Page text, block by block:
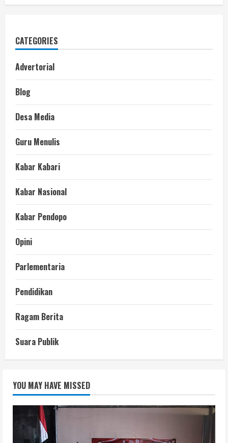
CATEGORIES
Advertorial
Blog
Desa Media
Guru Menulis
Kabar Kabari
Kabar Nasional
Kabar Pendopo
Opini
Parlementaria
Pendidikan
Ragam Berita
Suara Publik
YOU MAY HAVE MISSED